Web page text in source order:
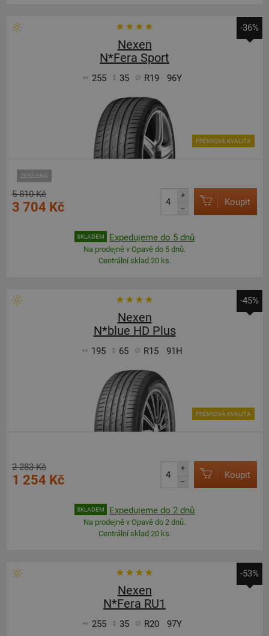
-36%
Nexen
N*Fera Sport
255 35 R19 96Y
ZESÍLENÁ
PRÉMIOVÁ KVALITA
5 810 Kč
3 704 Kč
+
–
Koupit
SKLADEM Expedujeme do 5 dnů
Na prodejně v Opavě do 5 dnů.
Centrální sklad 20 ks.
-45%
Nexen
N*blue HD Plus
195 65 R15 91H
PRÉMIOVÁ KVALITA
2 283 Kč
1 254 Kč
+
–
Koupit
SKLADEM Expedujeme do 2 dnů
Na prodejně v Opavě do 2 dnů.
Centrální sklad 20 ks.
-53%
Nexen
N*Fera RU1
255 35 R20 97Y